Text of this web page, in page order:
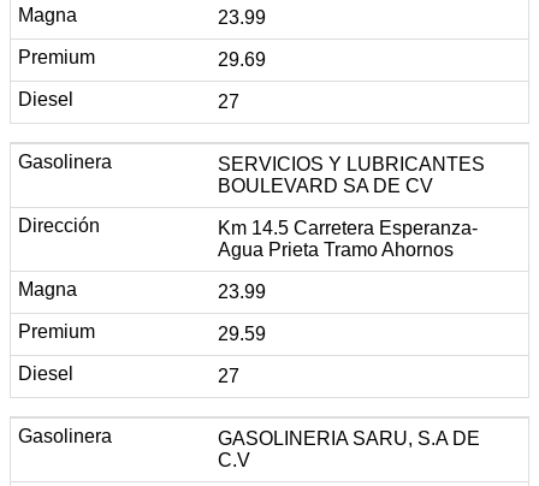
23.99
29.69
27
SERVICIOS Y LUBRICANTES
BOULEVARD SA DE CV
Km 14.5 Carretera Esperanza-
Agua Prieta Tramo Ahornos
23.99
29.59
27
GASOLINERIA SARU, S.A DE
C.V